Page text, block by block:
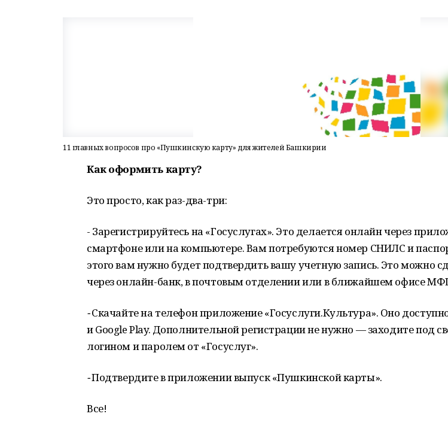
11 главных вопросов про «Пушкинскую карту» для жителей Башкирии
Как оформить карту?
Это просто, как раз-два-три:
- Зарегистрируйтесь на «Госуслугах». Это делается онлайн через
смартфоне или на компьютере. Вам потребуются номер СНИЛС и
этого вам нужно будет подтвердить вашу учетную запись. Это можно
через онлайн-банк, в почтовым отделении или в ближайшем офисе
-Скачайте на телефон приложение «Госуслуги.Культура». Оно
и Google Play. Дополнительной регистрации не нужно — заходите под
логином и паролем от «Госуслуг».
-Подтвердите в приложении выпуск «Пушкинской карты».
Все!